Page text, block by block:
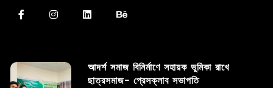
আদর্শ সমাজ বিনির্মাণে সহায়ক ভুমিকা রাখে
ছাত্রসমাজ- প্রেসক্লাব সভাপতি